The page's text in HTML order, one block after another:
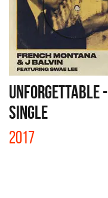
UNFORGETTABLE -
SINGLE
2017